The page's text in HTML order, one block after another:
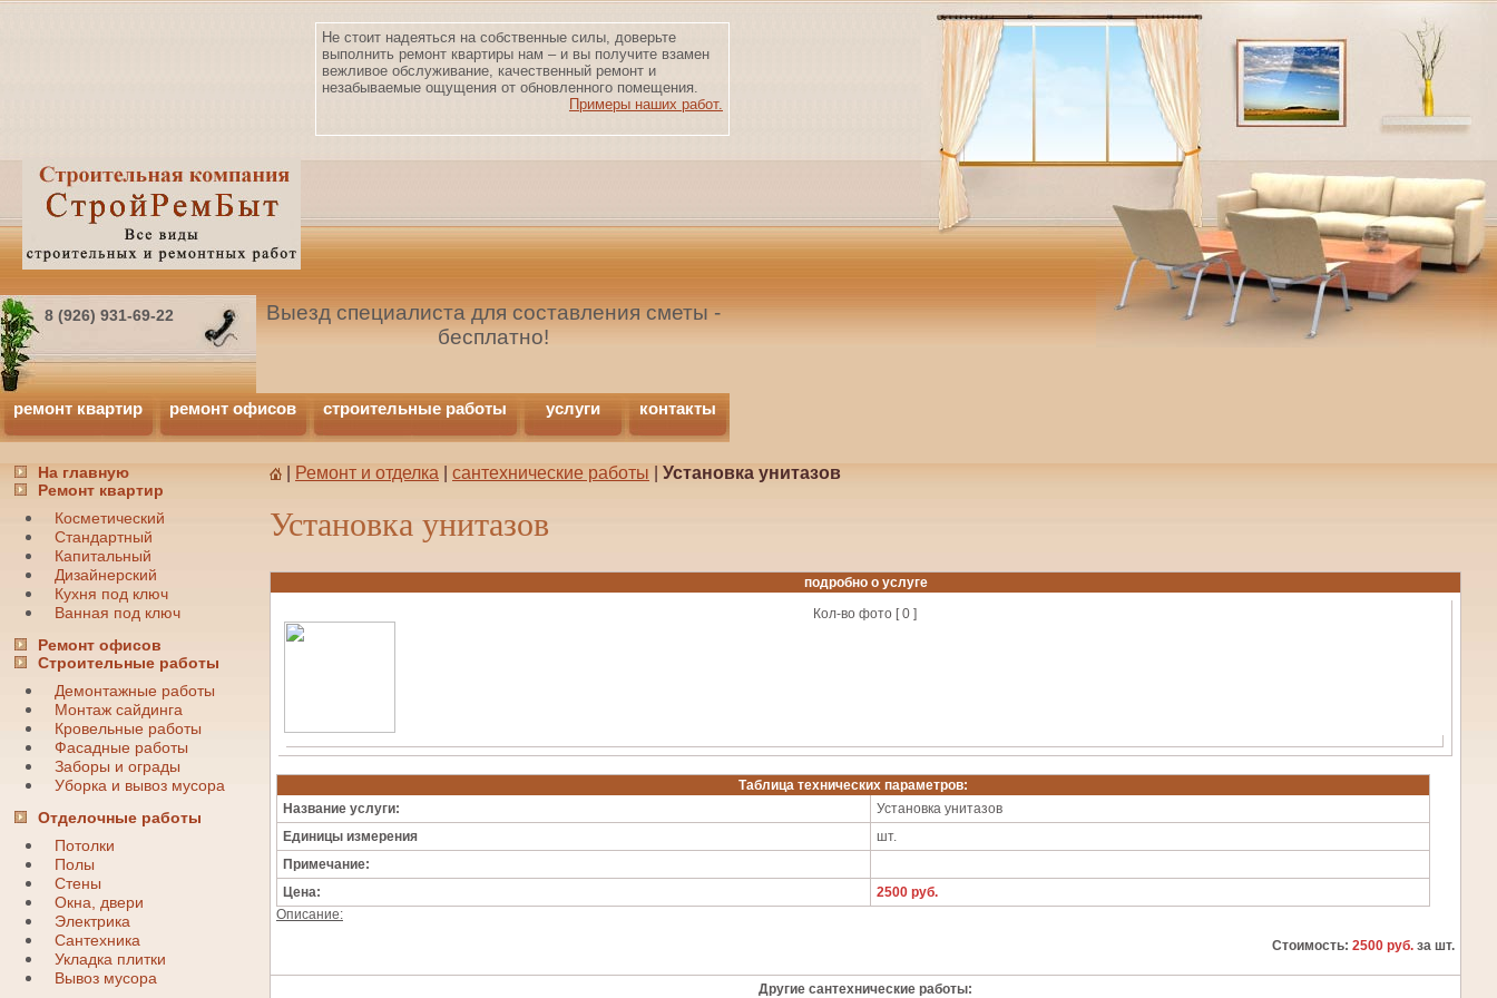
Не стоит надеяться на собственные силы, доверьте
выполнить ремонт квартиры нам – и вы получите взамен
вежливое обслуживание, качественный ремонт и
незабываемые ощущения от обновленного помещения.
Примеры наших работ.
8 (926) 931-69-22
Выезд специалиста для составления сметы -
бесплатно!
ремонт квартир ремонт офисов строительные работы услуги контакты
На главную
Ремонт квартир
Косметический
Стандартный
Капитальный
Дизайнерский
Кухня под ключ
Ванная под ключ
Ремонт офисов
Строительные работы
Демонтажные работы
Монтаж сайдинга
Кровельные работы
Фасадные работы
Заборы и ограды
Уборка и вывоз мусора
Отделочные работы
Потолки
Полы
Стены
Окна, двери
Электрика
Сантехника
Укладка плитки
Вывоз мусора
Ремонт и отделка сантехнические работы Установка унитазов
Установка унитазов
подробно о услуге
Кол-во фото [ 0 ]
Таблица технических параметров:
Название услуги:
Установка унитазов
Единицы измерения
шт.
Примечание:
Цена:
2500 руб.
Описание:
Стоимость: 2500 руб. за шт.
Другие сантехнические работы: